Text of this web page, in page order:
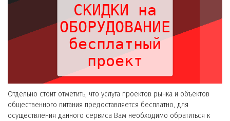
СКИДКИ на
ОБОРУДОВАНИЕ
бесплатный
проект
Отдельно стоит отметить, что услуга проектов рынка и объектов
общественного питания предоставляется бесплатно, для
осуществления данного сервиса Вам необходимо обратиться к